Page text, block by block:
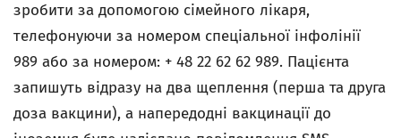
зробити за допомогою сімейного лікаря,
телефонуючи за номером спеціальної інфолінії
989 або за номером: + 48 22 62 62 989. Пацієнта
запишуть відразу на два щеплення (перша та друга
доза вакцини), а напередодні вакцинації до